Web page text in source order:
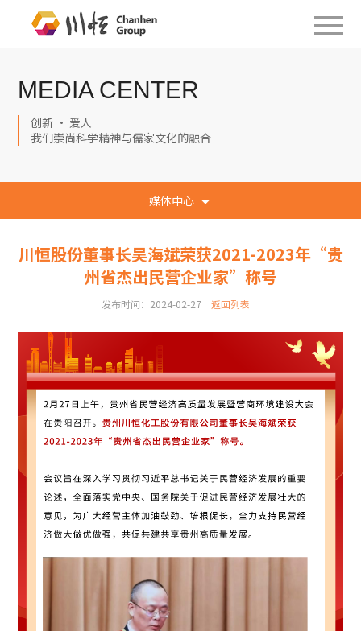
MEDIA CENTER
创新 · 爱人
我们崇尚科学精神与儒家文化的融合
媒体中心
川恒股份董事长吴海斌荣获2021-2023年“贵
州省杰出民营企业家”称号
发布时间：2024-02-27 返回列表